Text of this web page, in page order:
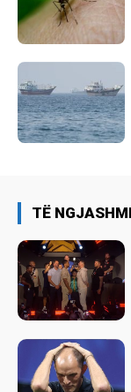
TË